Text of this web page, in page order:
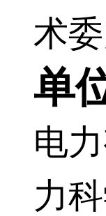
术
单
电
力